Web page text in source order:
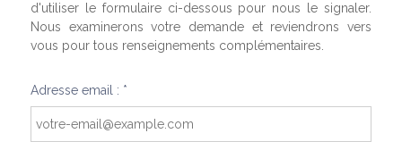
d'utiliser le formulaire ci-dessous pour nous le signaler.
Nous examinerons votre demande et reviendrons vers
vous pour tous renseignements complémentaires.
Adresse email : *